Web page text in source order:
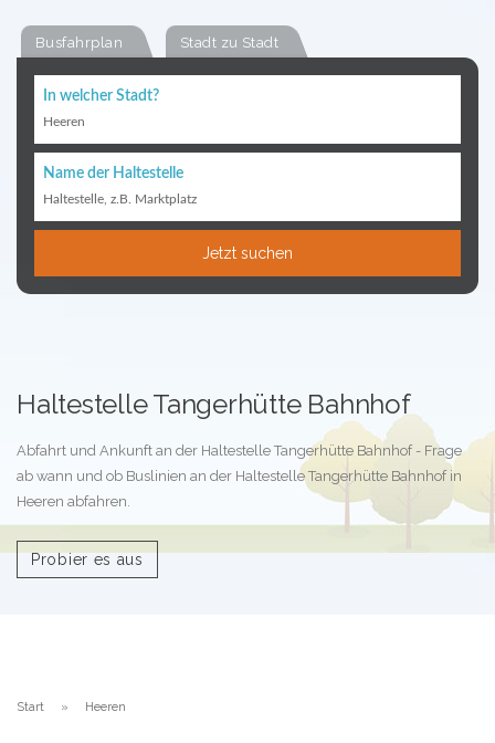
Busfahrplan Stadt zu Stadt
In welcher Stadt?
Heeren
Name der Haltestelle
Haltestelle, z.B. Marktplatz
Jetzt suchen
Haltestelle Tangerhütte Bahnhof
Abfahrt und Ankunft an der Haltestelle Tangerhütte Bahnhof - Frage
ab wann und ob Buslinien an der Haltestelle Tangerhütte Bahnhof in
Heeren abfahren.
Probier es aus
Start Heeren